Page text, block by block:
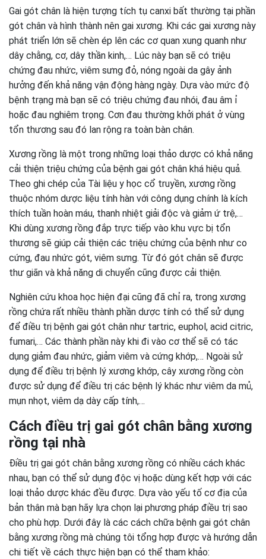
Gai gót chân là hiện tượng tích tụ canxi bất thường tại phần
gót chân và hình thành nên gai xương. Khi các gai xương này
phát triển lớn sẽ chèn ép lên các cơ quan xung quanh như
dây chằng, cơ, dây thần kinh,… Lúc này bạn sẽ có triệu
chứng đau nhức, viêm sưng đỏ, nóng ngoài da gây ảnh
hưởng đến khả năng vận động hàng ngày. Dựa vào mức độ
bệnh trạng mà bạn sẽ có triệu chứng đau nhói, đau âm ỉ
hoặc đau nghiêm trọng. Cơn đau thường khởi phát ở vùng
tổn thương sau đó lan rộng ra toàn bàn chân.
Xương rồng là một trong những loại thảo dược có khả năng
cải thiện triệu chứng của bệnh gai gót chân khá hiệu quả.
Theo ghi chép của Tài liệu y học cổ truyền, xương rồng
thuộc nhóm dược liệu tính hàn với công dụng chính là kích
thích tuần hoàn máu, thanh nhiệt giải độc và giảm ứ trệ,…
Khi dùng xương rồng đắp trực tiếp vào khu vực bị tổn
thương sẽ giúp cải thiện các triệu chứng của bệnh như co
cứng, đau nhức gót, viêm sưng. Từ đó gót chân sẽ được
thư giãn và khả năng di chuyển cũng được cải thiện.
Nghiên cứu khoa học hiện đại cũng đã chỉ ra, trong xương
rồng chứa rất nhiều thành phần dược tính có thể sử dụng
để điều trị bệnh gai gót chân như tartric, euphol, acid citric,
fumari,… Các thành phần này khi đi vào cơ thể sẽ có tác
dụng giảm đau nhức, giảm viêm và cứng khớp,… Ngoài sử
dụng để điều trị bệnh lý xương khớp, cây xương rồng còn
được sử dụng để điều trị các bệnh lý khác như viêm da mủ,
mụn nhọt, viêm dạ dày cấp tính,…
Cách điều trị gai gót chân bằng xương
rồng tại nhà
Điều trị gai gót chân bằng xương rồng có nhiều cách khác
nhau, bạn có thể sử dụng độc vị hoặc dùng kết hợp với các
loại thảo dược khác đều được. Dựa vào yếu tố cơ địa của
bản thân mà bạn hãy lựa chọn lại phương pháp điều trị sao
cho phù hợp. Dưới đây là các cách chữa bệnh gai gót chân
bằng xương rồng mà chúng tôi tổng hợp được và hướng dẫn
chi tiết về cách thực hiện bạn có thể tham khảo: